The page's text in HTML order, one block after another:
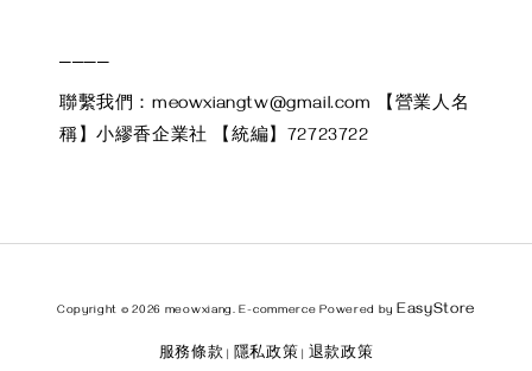
聯繫我們：meowxiangtw@gmail.com 【營業人名
稱】小繆香企業社 【統編】72723722
Copyright © 2026 meowxiang. E-commerce Powered by EasyStore
服務條款 隱私政策 退款政策